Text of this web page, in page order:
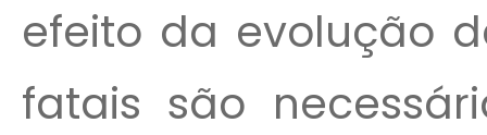
efeito da evolução
fatais são